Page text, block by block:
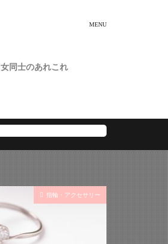
女同士のあれこれ
指輪・アクセサリー